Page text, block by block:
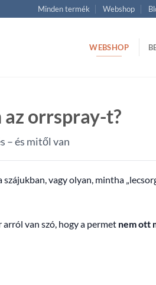
Minden termék Webshop
WEBSHOP
orrspray-t?
– és mitől van
vagy olyan, mintha
arról van szó, hogy a permet nem ott